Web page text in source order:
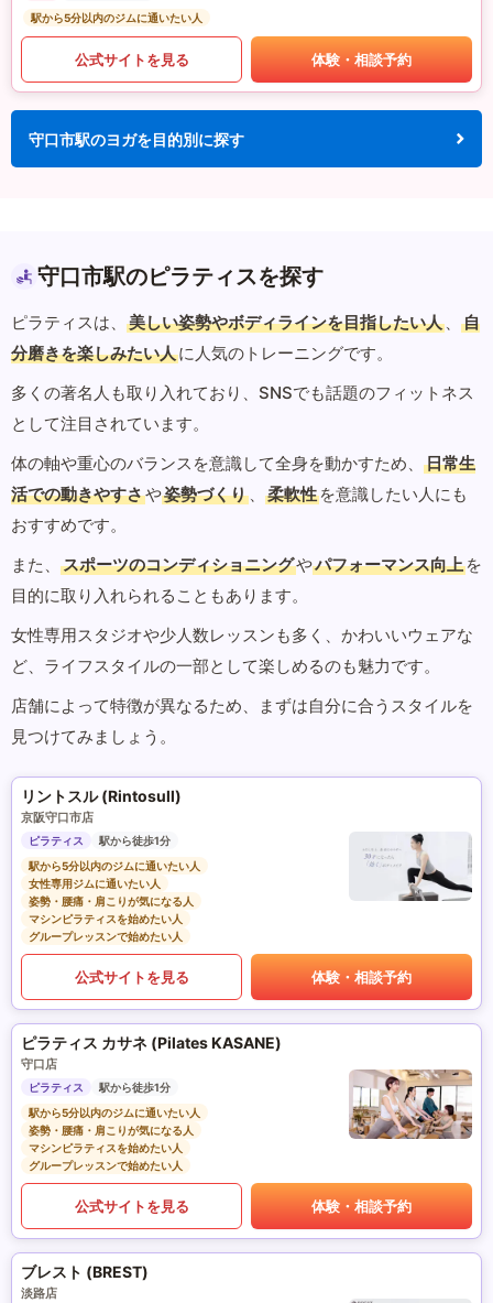
駅から5分以内のジムに通いたい人
公式サイトを見る 体験・相談予約
守口市駅のヨガを目的別に探す
守口市駅のピラティスを探す
ピラティスは、 美しい姿勢やボディラインを目指したい人 、
自
分磨きを楽しみたい人に人気のトレーニングです。
多くの著名人も取り入れており、SNSでも話題のフィットネス
として注目されています。
体の軸や重心のバランスを意識して全身を動かすため、
日常生
活での動きやすさや姿勢づくり 、 柔軟性 を意識したい人にも
おすすめです。
また、
スポーツのコンディショニングやパフォーマンス向上 を
目的に取り入れられることもあります。
女性専用スタジオや少人数レッスンも多く、かわいいウェアな
ど、ライフスタイルの一部として楽しめるのも魅力です。
店舗によって特徴が異なるため、まずは自分に合うスタイルを
見つけてみましょう。
リントスル (Rintosull)
京阪守口市店
ピラティス
駅から徒歩1分
駅から5分以内のジムに通いたい人
女性専用ジムに通いたい人
姿勢・腰痛・肩こりが気になる人
マシンピラティスを始めたい人
グループレッスンで始めたい人
公式サイトを見る 体験・相談予約
ピラティス カサネ (Pilates KASANE)
守口店
ピラティス
駅から徒歩1分
駅から5分以内のジムに通いたい人
姿勢・腰痛・肩こりが気になる人
マシンピラティスを始めたい人
グループレッスンで始めたい人
公式サイトを見る 体験・相談予約
ブレスト (BREST)
淡路店